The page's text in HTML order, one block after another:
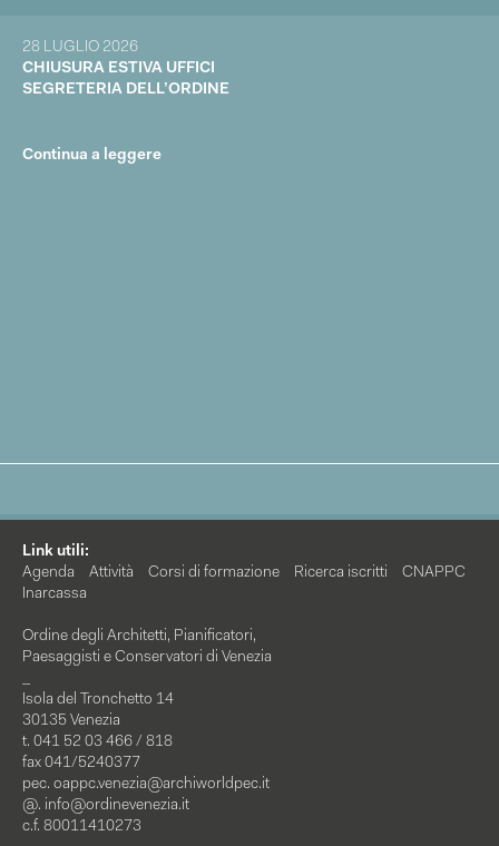
28 LUGLIO 2026
CHIUSURA ESTIVA UFFICI
SEGRETERIA DELL’ORDINE
Continua a leggere
Link utili:
Agenda
Attività Corsi di formazione Ricerca iscritti
CNAPPC
Inarcassa
Ordine degli Architetti, Pianificatori,
Paesaggisti e Conservatori di Venezia
Isola del Tronchetto 14
30135 Venezia
t. 041 52 03 466 / 818
fax 041/5240377
pec. oappc.venezia@archiworldpec.it
@. info@ordinevenezia.it
c.f. 80011410273